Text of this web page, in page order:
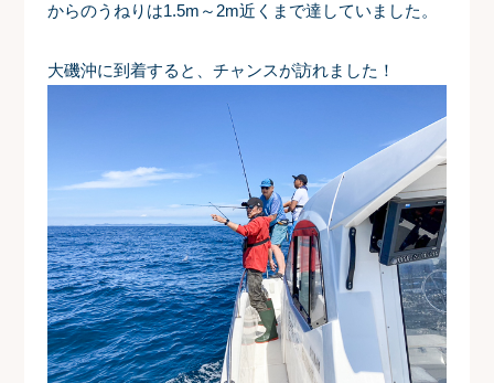
からのうねりは1.5m～2m近くまで達していました。
大磯沖に到着すると、チャンスが訪れました！